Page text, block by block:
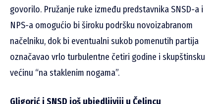
govorilo. Pružanje ruke između predstavnika SNSD-a i
NPS-a omogućio bi široku podršku novoizabranom
načelniku, dok bi eventualni sukob pomenutih partija
označavao vrlo turbulentne četiri godine i skupštinsku
većinu “na staklenim nogama”.
Gligorić i SNSD još ubjedljiviji u Čelincu